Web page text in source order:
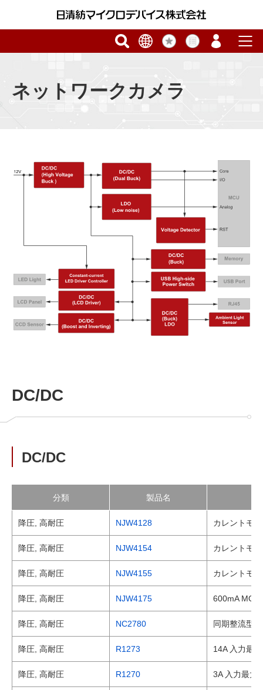
ネットワークカメラ
DC/DC
DC/DC
分類 製品名
降圧, 高耐圧 NJW4128 カレントモ
降圧, 高耐圧 NJW4154 カレントモ
降圧, 高耐圧 NJW4155 カレントモ
降圧, 高耐圧 NJW4175 600mA
降圧, 高耐圧 NC2780 同期整流型
降圧, 高耐圧 R1273 14A 入力最
降圧, 高耐圧 R1270 3A 入力最大